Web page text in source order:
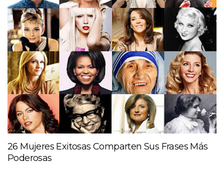
26 Mujeres Exitosas Comparten Sus Frases Más
Poderosas